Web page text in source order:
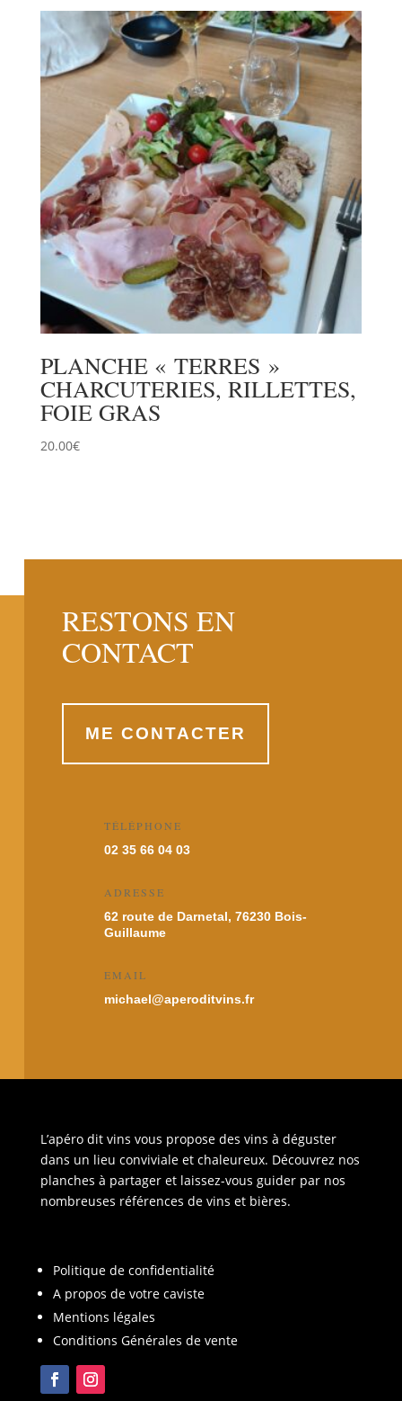
PLANCHE « TERRES »
CHARCUTERIES, RILLETTES,
FOIE GRAS
20.00€
RESTONS EN
CONTACT
ME CONTACTER
TÉLÉPHONE
02 35 66 04 03
ADRESSE
62 route de Darnetal, 76230 Bois-
Guillaume
EMAIL
michael@aperoditvins.fr
L’apéro dit vins vous propose des vins à déguster
dans un lieu conviviale et chaleureux. Découvrez nos
planches à partager et laissez-vous guider par nos
nombreuses références de vins et bières.
Politique de confidentialité
A propos de votre caviste
Mentions légales
Conditions Générales de vente